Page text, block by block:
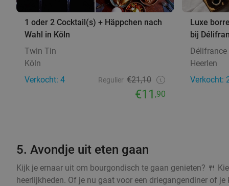
1 oder 2 Cocktail(s) + Häppchen nach
Wahl in Köln
Twin Tin
Köln
Verkocht: 4
Regulier €21,10
€11 ,90
Luxe
bij
Délifrance
Heerlen
Verkocht:
5. Avondje uit eten gaan
Kijk je ernaar uit om bourgondisch te gaan genieten? 🍴
heerlijkheden. Of je nu gaat voor een driegangendiner of